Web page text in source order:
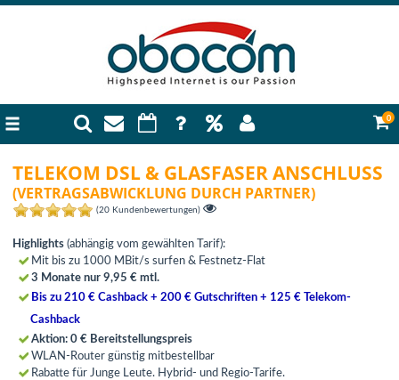
0
TELEKOM DSL & GLASFASER ANSCHLUSS
(VERTRAGSABWICKLUNG DURCH PARTNER)
(20 Kundenbewertungen)
Highlights (abhängig vom gewählten Tarif):
Mit bis zu 1000 MBit/s surfen & Festnetz-Flat
3 Monate nur 9,95 € mtl.
Bis zu 210 € Cashback + 200 € Gutschriften + 125 € Telekom-
Cashback
Aktion: 0 € Bereitstellungspreis
WLAN-Router günstig mitbestellbar
Rabatte für Junge Leute. Hybrid- und Regio-Tarife.